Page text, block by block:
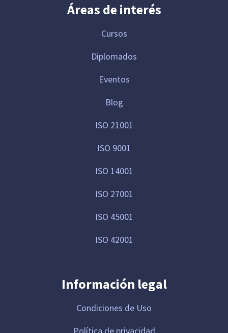
Áreas de interés
Cursos
Diplomados
Eventos
Blog
ISO 21001
ISO 9001
ISO 14001
ISO 27001
ISO 45001
ISO 42001
Información legal
Condiciones de Uso
Política de privacidad